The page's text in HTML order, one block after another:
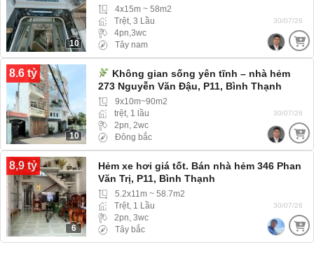
10
4x15m ~ 58m2
Trệt, 3 Lầu
4pn,3wc
Tây nam
30/07/26
8.6 tỷ
10
Không gian sống yên tĩnh – nhà hẻm
273 Nguyễn Văn Đậu, P11, Bình Thạnh
9x10m~90m2
trệt, 1 lầu
2pn, 2wc
Đông bắc
30/07/26
8,9 tỷ
6
Hẻm xe hơi giá tốt. Bán nhà hẻm 346 Phan
Văn Trị, P11, Bình Thạnh
5.2x11m ~ 58.7m2
Trệt, 1 Lầu
2pn, 3wc
Tây bắc
30/07/26